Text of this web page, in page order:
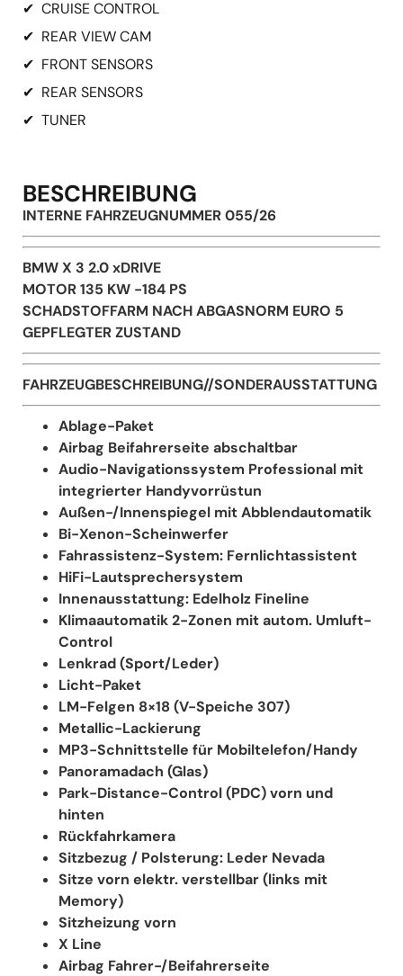
✔ CRUISE CONTROL
✔ REAR VIEW CAM
✔ FRONT SENSORS
✔ REAR SENSORS
✔ TUNER
BESCHREIBUNG
INTERNE FAHRZEUGNUMMER 055/26
BMW X 3 2.0 xDRIVE
MOTOR 135 KW -184 PS
SCHADSTOFFARM NACH ABGASNORM EURO 5
GEPFLEGTER ZUSTAND
FAHRZEUGBESCHREIBUNG//SONDERAUSSTATTUNG
Ablage-Paket
Airbag Beifahrerseite abschaltbar
Audio-Navigationssystem Professional mit
integrierter Handyvorrüstun
Außen-/Innenspiegel mit Abblendautomatik
Bi-Xenon-Scheinwerfer
Fahrassistenz-System: Fernlichtassistent
HiFi-Lautsprechersystem
Innenausstattung: Edelholz Fineline
Klimaautomatik 2-Zonen mit autom. Umluft-
Control
Lenkrad (Sport/Leder)
Licht-Paket
LM-Felgen 8×18 (V-Speiche 307)
Metallic-Lackierung
MP3-Schnittstelle für Mobiltelefon/Handy
Panoramadach (Glas)
Park-Distance-Control (PDC) vorn und
hinten
Rückfahrkamera
Sitzbezug / Polsterung: Leder Nevada
Sitze vorn elektr. verstellbar (links mit
Memory)
Sitzheizung vorn
X Line
Airbag Fahrer-/Beifahrerseite